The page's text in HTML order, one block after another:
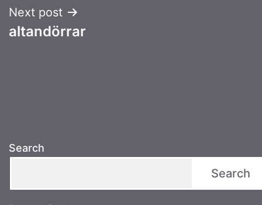
Next post
altandörrar
Search
Search